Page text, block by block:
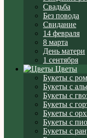
Свадьба
Без повода
Свидание
14 февраля
8 марта
День матери
1 сентября
Цветы
Букеты с
Букеты с
Букеты с
Букеты с
Букеты с
Букеты с
Букеты с